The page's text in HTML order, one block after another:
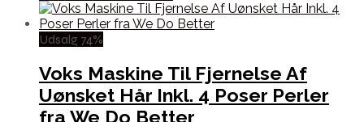
Udsalg 74%
Voks Maskine Til Fjernelse Af
Uønsket Hår Inkl. 4 Poser Perler
fra We Do Better